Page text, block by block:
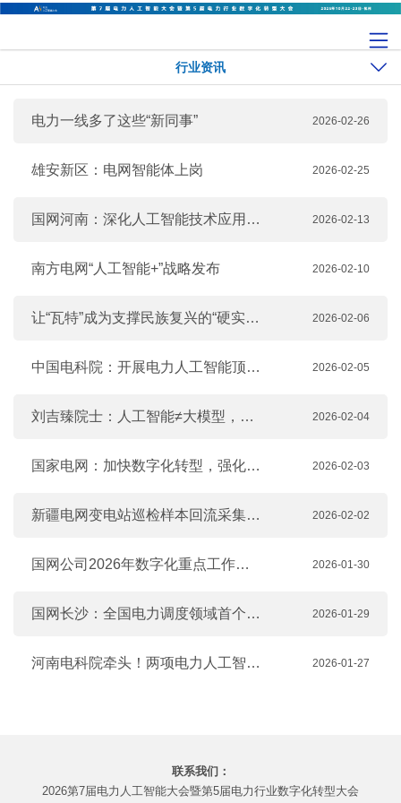
行业资讯
电力一线多了这些“新同事” 2026-02-26
雄安新区：电网智能体上岗 2026-02-25
国网河南：深化人工智能技术应用，推进数字化转型 2026-02-13
南方电网“人工智能+”战略发布 2026-02-10
让“瓦特”成为支撑民族复兴的“硬实力” 2026-02-06
中国电科院：开展电力人工智能顶层设计 2026-02-05
刘吉臻院士：人工智能≠大模型，别搞错AI+电力的应用边界 2026-02-04
国家电网：加快数字化转型，强化人工智能应用，加快建设数字孪生电网 2026-02-03
新疆电网变电站巡检样本回流采集平台建成 2026-02-02
国网公司2026年数字化重点工作来了 2026-01-30
国网长沙：全国电力调度领域首个“可解释”人工智能大模型--“光明” 2026-01-29
河南电科院牵头！两项电力人工智能技术国家标准立项 2026-01-27
联系我们：
2026第7届电力人工智能大会暨第5届电力行业数字化转型大会